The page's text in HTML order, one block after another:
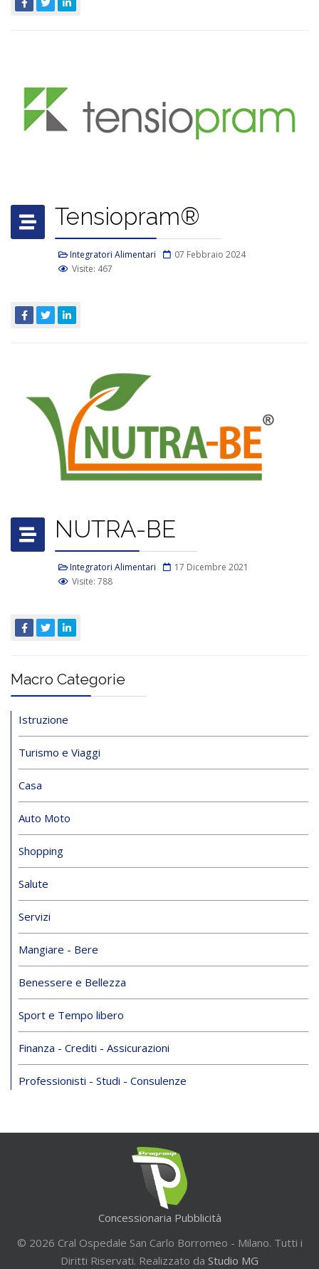
Tensiopram®
Integratori Alimentari
07 Febbraio 2024
Visite: 467
NUTRA-BE
Integratori Alimentari
17 Dicembre 2021
Visite: 788
Macro Categorie
Istruzione
Turismo e Viaggi
Casa
Auto Moto
Shopping
Salute
Servizi
Mangiare - Bere
Benessere e Bellezza
Sport e Tempo libero
Finanza - Crediti - Assicurazioni
Professionisti - Studi - Consulenze
Concessionaria Pubblicità
© 2026 Cral Ospedale San Carlo Borromeo - Milano. Tutti i
Diritti Riservati. Realizzato da Studio MG